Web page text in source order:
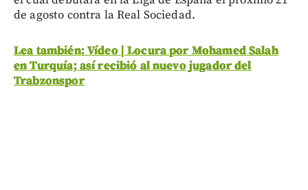
de agosto contra la Real Sociedad.
Lea también: Vídeo | Locura por Mohamed Salah
en Turquía; así recibió al nuevo jugador del
Trabzonspor